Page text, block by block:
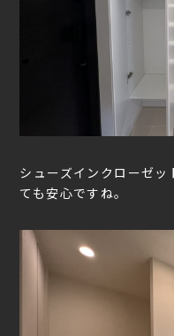
シューズインクローゼ
ても安心ですね。